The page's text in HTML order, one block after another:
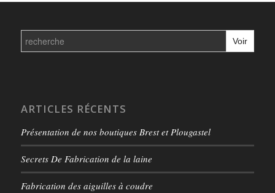
Search
for:
ARTICLES RÉCENTS
Présentation de nos boutiques Brest et Plougastel
Secrets De Fabrication de la laine
Fabrication des aiguilles à coudre